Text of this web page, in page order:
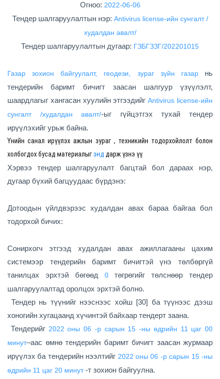
Огноо: 2022-06-06
​Тендер шалгаруулалтын нэр: Antivirus license-ийн сунгалт /
худалдан авалт/
​Тендер шалгаруулалтын дугаар: ГЗБГЗЗГ/202201015
Газар зохион байгуулалт, геодези, зураг зүйн газар
нь
тендерийн баримт бичигт заасан шалгуур үзүүлэлт,
шаардлагыг хангасан хуулийн этгээдийг Antivirus license-ийн
сунгалт /худалдан авалт/-ыг гүйцэтгэх тухай тендер
ирүүлэхийг урьж байна.
Үнийн санал ирүүлэх ажлын зураг , техникийн тодорхойлолт болон
холбогдох бусад материалыгэнд дарж үзнэ үү.
Хэрвээ тендер шалгаруулалт багцтай бол дараах нэр,
дугаар бүхий багцуудаас бүрдэнэ:
Дотоодын үйлдвэрээс худалдан авах бараа байгаа бол
тодорхой бичих:
Сонирхогч этгээд худалдан авах ажиллагааны цахим
системээр тендерийн баримт бичигтэй үнэ төлбөргүй
танилцах эрхтэй бөгөөд 0төгрөгийг төлснөөр тендер
шалгаруулалтад оролцох эрхтэй болно.
Тендер нь түүнийг нээснээс хойш [30] ба түүнээс дээш
хоногийн хугацаанд хүчинтэй байхаар тендерт заана.
Тендерийг 2022 оны 06 -р сарын 15 -ны өдрийн 11 цаг 00
минут–аас өмнө тендерийн баримт бичигт заасан журмаар
ирүүлэх ба тендерийн нээлтийг 2022 оны 06 -р сарын 15 -ны
өдрийн 11 цаг 20 минут-т зохион байгуулна.